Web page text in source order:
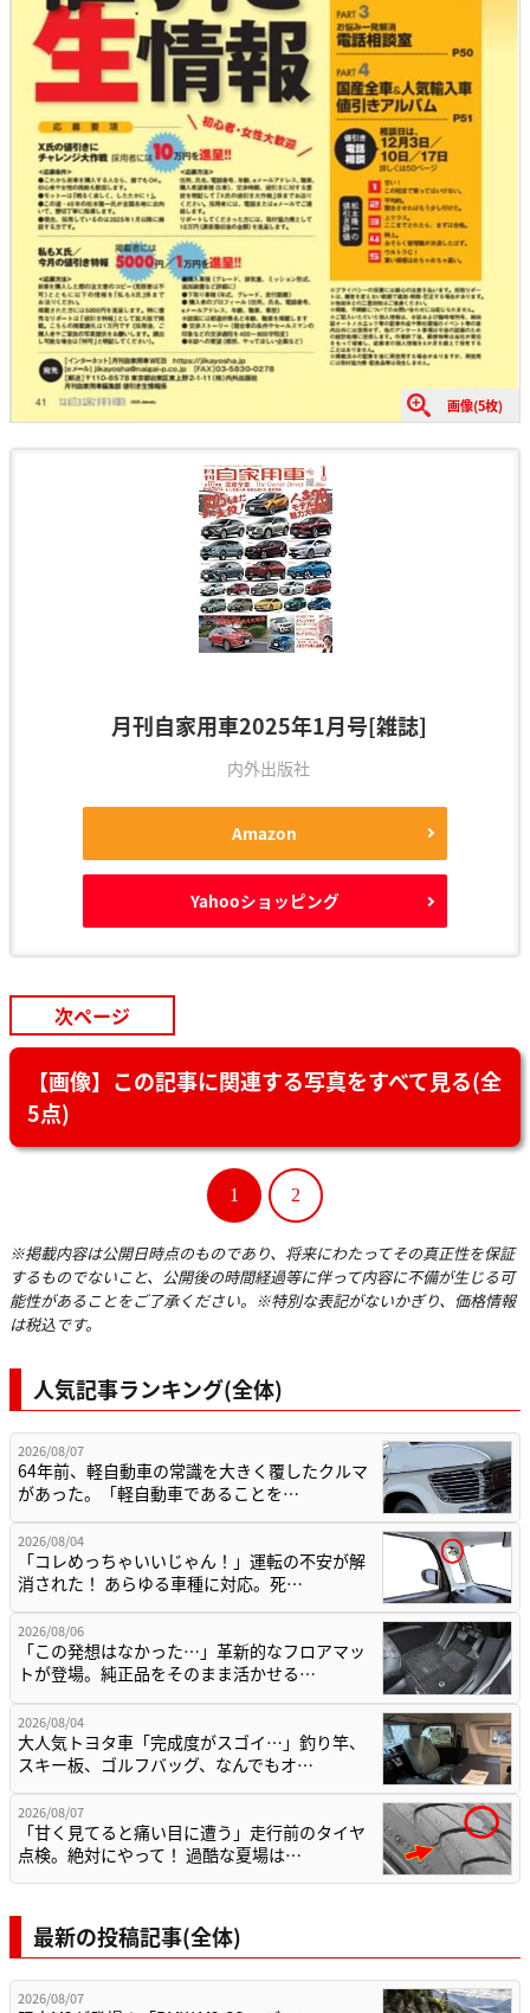
画像(5枚)
月刊自家用車2025年1月号[雑誌]
内外出版社
Amazon
Yahooショッピング
次ページ
【画像】この記事に関連する写真をすべて見る(全
5点)
1 2
※掲載内容は公開日時点のものであり、将来にわたってその真正性を保証
するものでないこと、公開後の時間経過等に伴って内容に不備が生じる可
能性があることをご了承ください。※特別な表記がないかぎり、価格情報
は税込です。
人気記事ランキング(全体)
2026/08/07
64年前、軽自動車の常識を大きく覆したクルマ
があった。「軽自動車であることを…
2026/08/04
「コレめっちゃいいじゃん！」運転の不安が解
消された！ あらゆる車種に対応。死…
2026/08/06
「この発想はなかった…」革新的なフロアマッ
トが登場。純正品をそのまま活かせる…
2026/08/04
大人気トヨタ車「完成度がスゴイ…」釣り竿、
スキー板、ゴルフバッグ、なんでもオ…
2026/08/07
「甘く見てると痛い目に遭う」走行前のタイヤ
点検。絶対にやって！ 過酷な夏場は…
最新の投稿記事(全体)
2026/08/07